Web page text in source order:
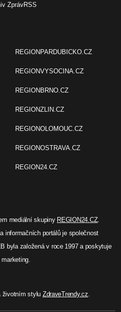
ZprávRSS
REGIONPARDUBICKO.CZ
REGIONVYSOCINA.CZ
REGIONBRNO.CZ
REGIONZLIN.CZ
REGIONOLOMOUC.CZ
REGIONOSTRAVA.CZ
REGION24.CZ
mediální skupiny REGION24.CZ.
informačních portálů je společnost
byla založená v roce 1997 a poskytuje
stylu ZdraveTrendy.cz.